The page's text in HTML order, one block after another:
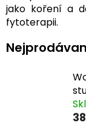
jako koření a
fytoterapii.